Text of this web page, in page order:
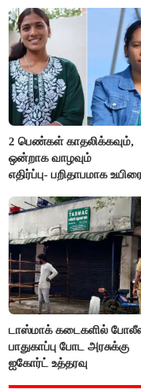
2 பெண்கள் காதலிக்கவும்,
ஒன்றாக வாழவும்
எதிர்ப்பு- பறிதாபமாக
டாஸ்மாக் கடைகளில்
பாதுகாப்பு போட அரசுக்கு
ஐகோர்ட் உத்தரவு